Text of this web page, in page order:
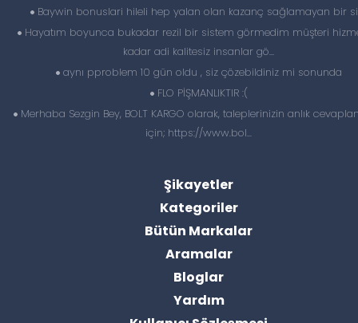
Baywin bonuslari hileli hep yalan olan kazanç sağlamayan bir
Hayatım boyunca bukadar rezil bir sistem görmedim müşteri
kadar adi kalitesiz insanlar gö...
aynı pproblem 10 gün oldu , siz çözebildiniz mi sonunda
FLO PİŞMANLIKTIR :(
Merhaba Sezgin Bey, BOLT KARGO olarak, taleplerinizin anlık
için; https://www.bol...
Şikayetler
Kategoriler
Bütün Markalar
Aramalar
Bloglar
Yardım